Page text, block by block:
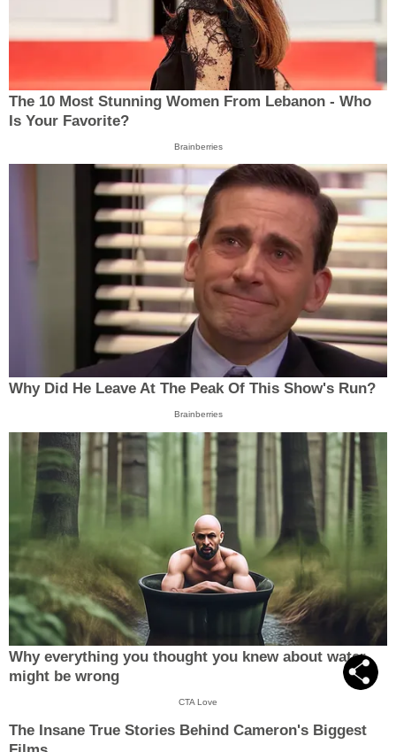
The 10 Most Stunning Women From Lebanon - Who
Is Your Favorite?
Brainberries
Why Did He Leave At The Peak Of This Show's Run?
Brainberries
Why everything you thought you knew about water
might be wrong
CTA Love
The Insane True Stories Behind Cameron's Biggest